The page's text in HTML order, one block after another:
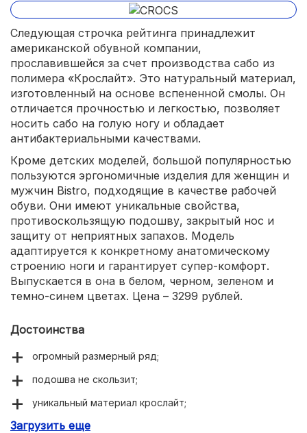
Следующая строчка рейтинга принадлежит
американской обувной компании,
прославившейся за счет производства сабо из
полимера «Крослайт». Это натуральный материал,
изготовленный на основе вспененной смолы. Он
отличается прочностью и легкостью, позволяет
носить сабо на голую ногу и обладает
антибактериальными качествами.
Кроме детских моделей, большой популярностью
пользуются эргономичные изделия для женщин и
мужчин Bistro, подходящие в качестве рабочей
обуви. Они имеют уникальные свойства,
противоскользящую подошву, закрытый нос и
защиту от неприятных запахов. Модель
адаптируется к конкретному анатомическому
строению ноги и гарантирует супер-комфорт.
Выпускается в она в белом, черном, зеленом и
темно-синем цветах. Цена – 3299 рублей.
Достоинства
огромный размерный ряд;
подошва не скользит;
уникальный материал крослайт;
легкие по весу;
Загрузить еще